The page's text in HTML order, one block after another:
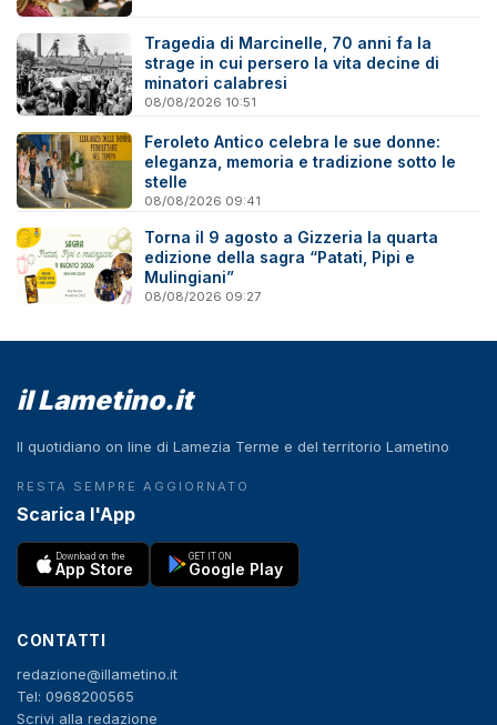
Tragedia di Marcinelle, 70 anni fa la
strage in cui persero la vita decine di
minatori calabresi
08/08/2026 10:51
Feroleto Antico celebra le sue donne:
eleganza, memoria e tradizione sotto le
stelle
08/08/2026 09:41
Torna il 9 agosto a Gizzeria la quarta
edizione della sagra “Patati, Pipi e
Mulingiani”
08/08/2026 09:27
il Lametino.it
Il quotidiano on line di Lamezia Terme e del territorio Lametino
RESTA SEMPRE AGGIORNATO
Scarica l'App
Download on the
App Store
GET IT ON
Google Play
CONTATTI
redazione@illametino.it
Tel: 0968200565
Scrivi alla redazione